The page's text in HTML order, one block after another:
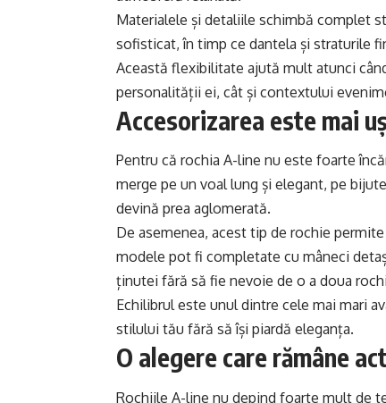
Materialele și detaliile schimbă complet
sofisticat, în timp ce dantela și straturile
Această flexibilitate ajută mult atunci
personalității ei, cât și contextului
Accesorizarea este mai
Pentru că rochia A-line nu este foarte
merge pe un voal lung și elegant, pe
devină prea aglomerată.
De asemenea, acest tip de rochie
modele pot fi completate cu mâneci
ținutei fără să fie nevoie de o a doua
Echilibrul este unul dintre cele mai mari
stilului tău fără să își piardă eleganța.
O alegere care rămâne
Rochiile A-line nu depind foarte mult de